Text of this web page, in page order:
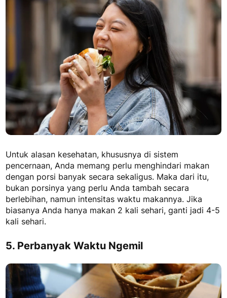
Untuk alasan kesehatan, khususnya di sistem
pencernaan, Anda memang perlu menghindari makan
dengan porsi banyak secara sekaligus. Maka dari itu,
bukan porsinya yang perlu Anda tambah secara
berlebihan, namun intensitas waktu makannya. Jika
biasanya Anda hanya makan 2 kali sehari, ganti jadi 4-5
kali sehari.
5. Perbanyak Waktu Ngemil